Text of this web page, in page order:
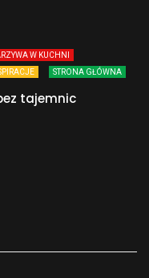
W KUCHNI
STRONA GŁÓWNA
tajemnic